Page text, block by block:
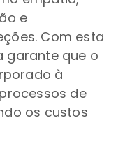
e
Com esta
garante que o
à
de
os custos